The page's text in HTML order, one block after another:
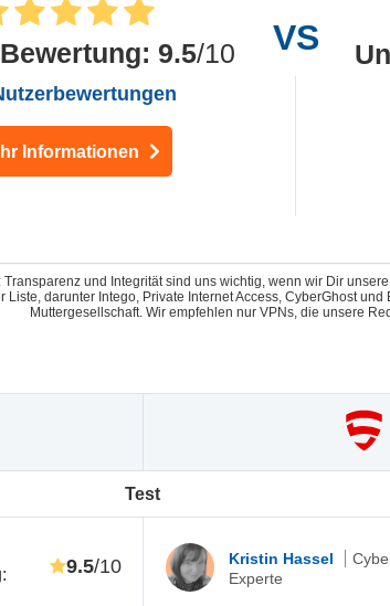
: 9.5/10
Informationen
und Integrität sind uns wichtig, wenn wir Dir
Liste, darunter Intego, Private Internet Access, CyberGhost
Muttergesellschaft. Wir empfehlen nur VPNs, die unsere
Test
: 9.5/10 Kristin Hassel
Experte